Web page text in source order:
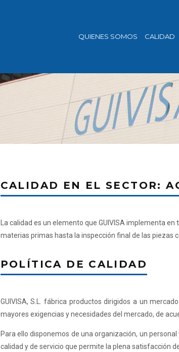
QUIENES SOMOS CALIDAD
CALIDAD EN EL SECTOR:
La calidad es un elemento que GUIVISA implementa
materias primas hasta la inspección final de las piezas
POLÍTICA DE CALIDAD
GUIVISA, S.L. fábrica productos dirigidos a un
mayores exigencias y necesidades del mercado, de
Para ello disponemos de una organización, un
calidad y de servicio que permite la plena satisfacción